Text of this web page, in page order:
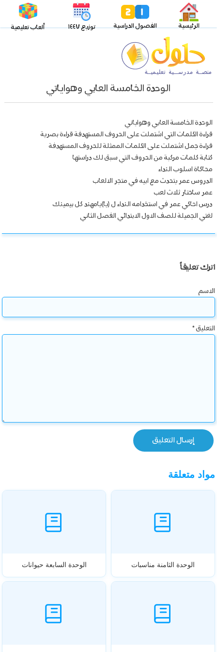
الرئيسية الفصول الدراسية توزيع ١٤٤٧ ألعاب تعليمية
الوحدة الخامسة العابي وهواياتي
الوحدة الخامسة العابي وهواياتي
قراءة الكلمات التي اشتملت على الحروف المستهدفة قراءة بصرية
قراءة جمل اشتملت على الكلمات الممثلة للحروف المستهدفة
كتابة كلمات مركبة من الحروف التي سبق لك دراستها
محاكاة اسلوب النداء
الدروس عمر يتحدث مع ابيه في متجر الالعاب
عمر ساختار ثلاث لعب
درس احاكي عمر في استخدامه النداء ل (يا)يامهند كل بيمينك
لغتي الجميلة للصف الاول الابتدائي الفصل الثاني
اترك تعليقاً
الاسم
التعليق*
مواد متعلقة
الوحدة الثامنة مناسبات الوحدة السابعة حيوانات